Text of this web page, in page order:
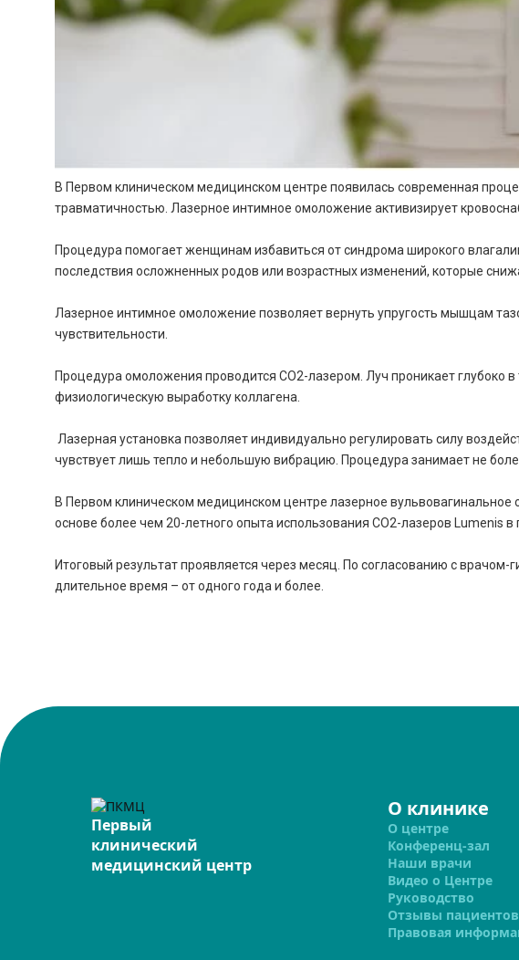
В Первом клиническом медицинском центре появилась современная
травматичностью. Лазерное интимное омоложение активизирует
Процедура помогает женщинам избавиться от синдрома широкого
последствия осложненных родов или возрастных изменений, которые
Лазерное интимное омоложение позволяет вернуть упругость мышцам
чувствительности.
Процедура омоложения проводится CO2-лазером. Луч проникает глубоко
физиологическую выработку коллагена.
Лазерная установка позволяет индивидуально регулировать силу
чувствует лишь тепло и небольшую вибрацию. Процедура занимает не
В Первом клиническом медицинском центре лазерное
основе более чем 20-летного опыта использования CO2-лазеров Lumenis в
Итоговый результат проявляется через месяц. По согласованию с
длительное время – от одного года и более.
Первый
клинический
медицинский центр
О клинике
О центре
Конференц-зал
Наши врачи
Видео о Центре
Руководство
Отзывы пациентов
Правовая